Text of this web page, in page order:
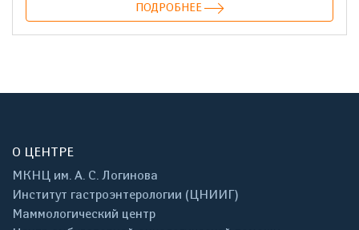
ПОДРОБНЕЕ
О ЦЕНТРЕ
МКНЦ им. А. С. Логинова
Институт гастроэнтерологии (ЦНИИГ)
Маммологический центр